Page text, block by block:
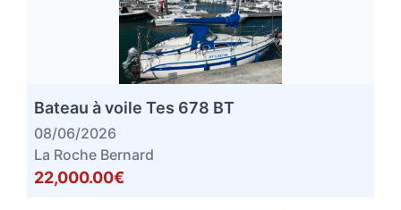
Bateau à voile Tes 678 BT
08/06/2026
La Roche Bernard
22,000.00€